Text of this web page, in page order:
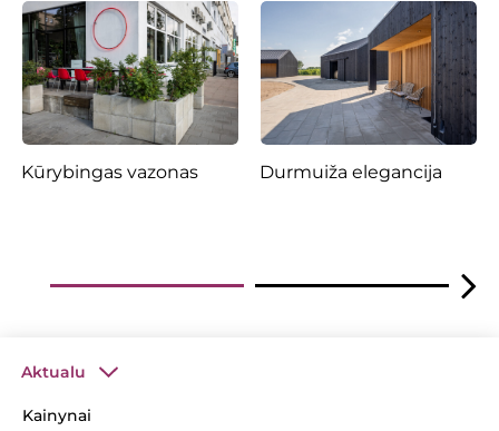
Kūrybingas vazonas Durmuiža elegancija
Aktualu
Kainynai